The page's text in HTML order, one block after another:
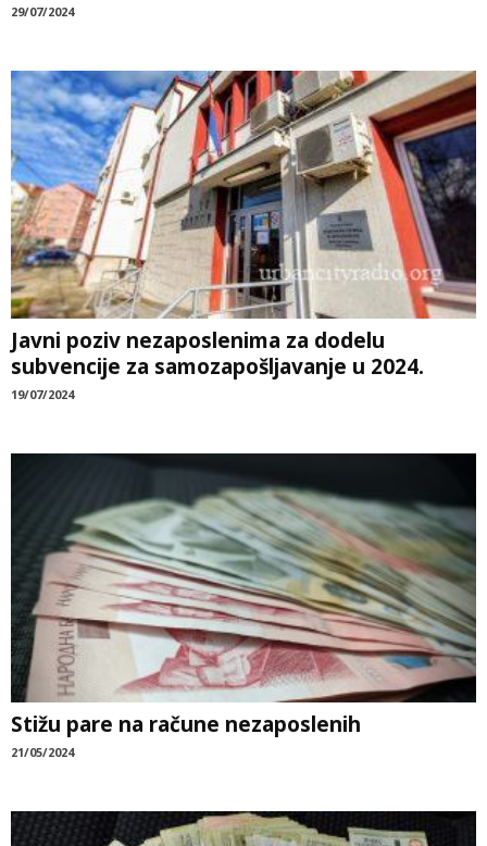
29/07/2024
Javni poziv nezaposlenima za dodelu
subvencije za samozapošljavanje u 2024.
19/07/2024
Stižu pare na račune nezaposlenih
21/05/2024